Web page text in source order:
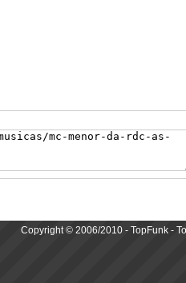
Copyright © 2006/2010 - TopFunk -